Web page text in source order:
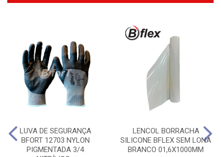
LUVA DE SEGURANÇA
BFORT 12703 NYLON
PIGMENTADA 3/4
LENCOL BORRACHA
SILICONE BFLEX SEM LONA
BRANCO 01,6X1000MM